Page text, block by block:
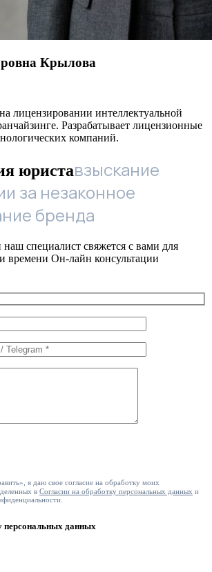
Крылова
лицензировании интеллектуальной
Разрабатывает лицензионные
компаний.
юриставзыскание
за незаконное
бренда
специалист свяжется с вами для
времени Он-лайн консультации
я даю свое согласие на обработку моих
в Согласии на обработку персональных данных и
персональных данных